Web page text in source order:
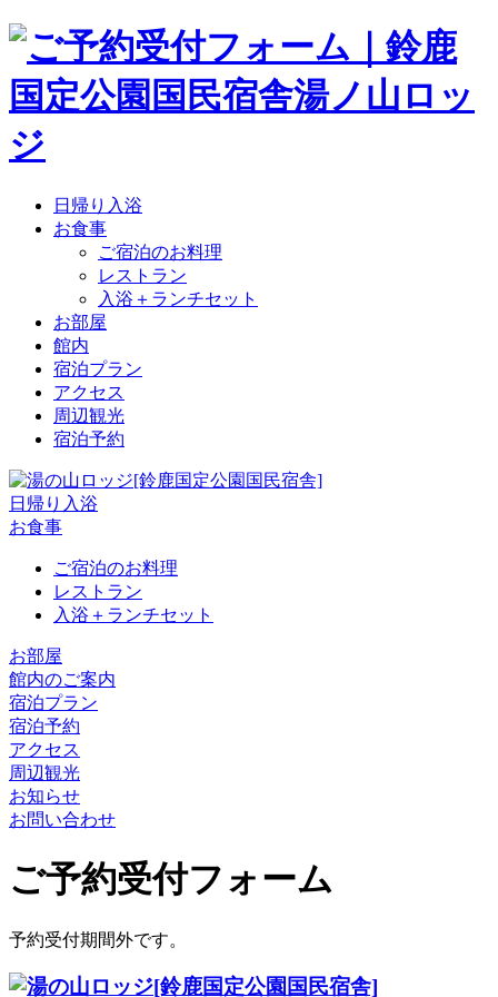
日帰り入浴
お食事
ご宿泊のお料理
レストラン
入浴＋ランチセット
お部屋
館内
宿泊プラン
アクセス
周辺観光
宿泊予約
日帰り入浴
お食事
ご宿泊のお料理
レストラン
入浴＋ランチセット
お部屋
館内のご案内
宿泊プラン
宿泊予約
アクセス
周辺観光
お知らせ
お問い合わせ
ご予約受付フォーム
予約受付期間外です。